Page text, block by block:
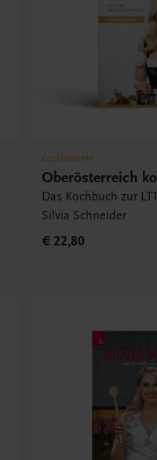
Gastronomie
Oberösterreich
Das Kochbuch zur
Silvia Schneider
€ 22,80